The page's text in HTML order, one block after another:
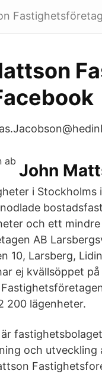
John
i
och ett
AB
10, Larsberg,
ej kvällsöppet
200 lägenheter.
och utveckling